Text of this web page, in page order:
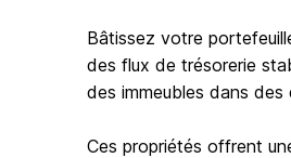
Bâtissez votre
des flux de trésorerie
des immeubles dans
Ces propriétés offrent